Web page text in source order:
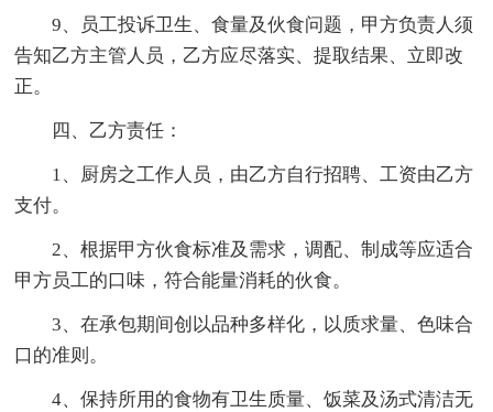
9、员工投诉卫生、食量及伙食问题，甲方负责人须
告知乙方主管人员，乙方应尽落实、提取结果、立即改
正。
四、乙方责任：
1、厨房之工作人员，由乙方自行招聘、工资由乙方
支付。
2、根据甲方伙食标准及需求，调配、制成等应适合
甲方员工的口味，符合能量消耗的伙食。
3、在承包期间创以品种多样化，以质求量、色味合
口的准则。
4、保持所用的食物有卫生质量、饭菜及汤式清洁无